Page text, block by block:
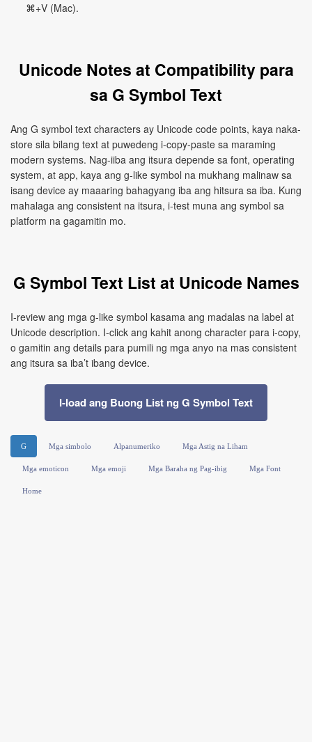
⌘+V (Mac).
Unicode Notes at Compatibility para
sa G Symbol Text
Ang G symbol text characters ay Unicode code points, kaya naka-
store sila bilang text at puwedeng i-copy-paste sa maraming
modern systems. Nag-iiba ang itsura depende sa font, operating
system, at app, kaya ang g-like symbol na mukhang malinaw sa
isang device ay maaaring bahagyang iba ang hitsura sa iba. Kung
mahalaga ang consistent na itsura, i-test muna ang symbol sa
platform na gagamitin mo.
G Symbol Text List at Unicode Names
I-review ang mga g-like symbol kasama ang madalas na label at
Unicode description. I-click ang kahit anong character para i-copy,
o gamitin ang details para pumili ng mga anyo na mas consistent
ang itsura sa iba’t ibang device.
I-load ang Buong List ng G Symbol Text
G Mga simbolo Alpanumeriko Mga Astig na Liham
Mga emoticon Mga emoji Mga Baraha ng Pag-ibig Mga Font
Home